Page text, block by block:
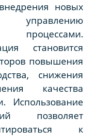
новых
процессами.
становится
повышения
снижения
качества
Использование
позволяет
к